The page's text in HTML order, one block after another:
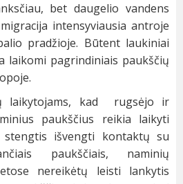
bet daugelio vandens
intensyviausia antroje
pradžioje. Būtent laukiniai
laikomi pagrindiniais paukščių
laikytojams, kad rugsėjo ir
paukščius reikia laikyti
stengtis išvengti kontaktų su
paukščiais, naminių
nereikėtų leisti lankytis